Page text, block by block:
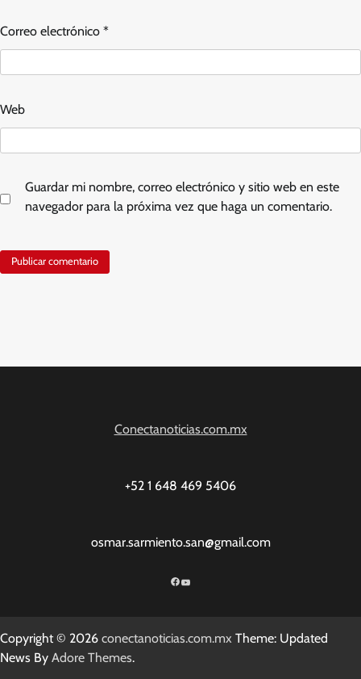
Correo electrónico *
Web
Guardar mi nombre, correo electrónico y sitio web en este
navegador para la próxima vez que haga un comentario.
Conectanoticias.com.mx
+52 1 648 469 5406
osmar.sarmiento.san@gmail.com
Facebook
YouTube
Copyright © 2026 conectanoticias.com.mx Theme: Updated
News By Adore Themes.